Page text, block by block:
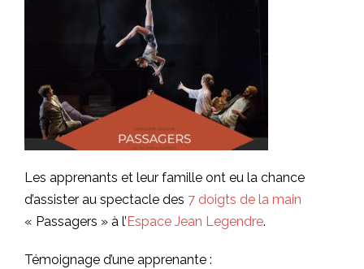
Les apprenants et leur famille ont eu la chance
d’assister au spectacle des 7 doigts de la main
« Passagers » à l’ Espace Jean Legendre.
Témoignage d’une apprenante :